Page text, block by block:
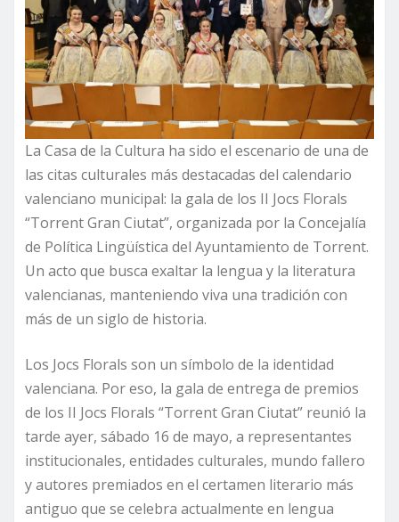
La Casa de la Cultura ha sido el escenario de una de
las citas culturales más destacadas del calendario
valenciano municipal: la gala de los II Jocs Florals
“Torrent Gran Ciutat”, organizada por la Concejalía
de Política Lingüística del Ayuntamiento de Torrent.
Un acto que busca exaltar la lengua y la literatura
valencianas, manteniendo viva una tradición con
más de un siglo de historia.
Los Jocs Florals son un símbolo de la identidad
valenciana. Por eso, la gala de entrega de premios
de los II Jocs Florals “Torrent Gran Ciutat” reunió la
tarde ayer, sábado 16 de mayo, a representantes
institucionales, entidades culturales, mundo fallero
y autores premiados en el certamen literario más
antiguo que se celebra actualmente en lengua